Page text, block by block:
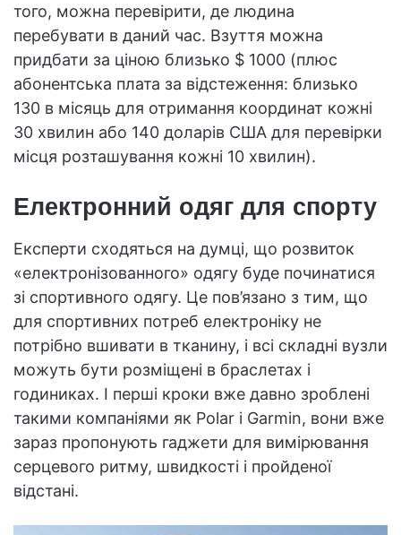
того, можна перевірити, де людина
перебувати в даний час. Взуття можна
придбати за ціною близько $ 1000 (плюс
абонентська плата за відстеження: близько
130 в місяць для отримання координат кожні
30 хвилин або 140 доларів США для перевірки
місця розташування кожні 10 хвилин).
Електронний одяг для спорту
Експерти сходяться на думці, що розвиток
«електронізованного» одягу буде починатися
зі спортивного одягу. Це пов’язано з тим, що
для спортивних потреб електроніку не
потрібно вшивати в тканину, і всі складні вузли
можуть бути розміщені в браслетах і
годиниках. І перші кроки вже давно зроблені
такими компаніями як Polar і Garmin, вони вже
зараз пропонують гаджети для вимірювання
серцевого ритму, швидкості і пройденої
відстані.